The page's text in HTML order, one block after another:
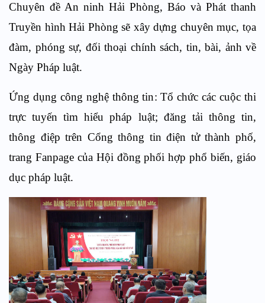
Chuyên đề An ninh Hải Phòng, Báo và Phát thanh
Truyền hình Hải Phòng sẽ xây dựng chuyên mục, tọa
đàm, phóng sự, đối thoại chính sách, tin, bài, ảnh về
Ngày Pháp luật.
Ứng dụng công nghệ thông tin: Tổ chức các cuộc thi
trực tuyến tìm hiểu pháp luật; đăng tải thông tin,
thông điệp trên Cổng thông tin điện tử thành phố,
trang Fanpage của Hội đồng phối hợp phổ biến, giáo
dục pháp luật.